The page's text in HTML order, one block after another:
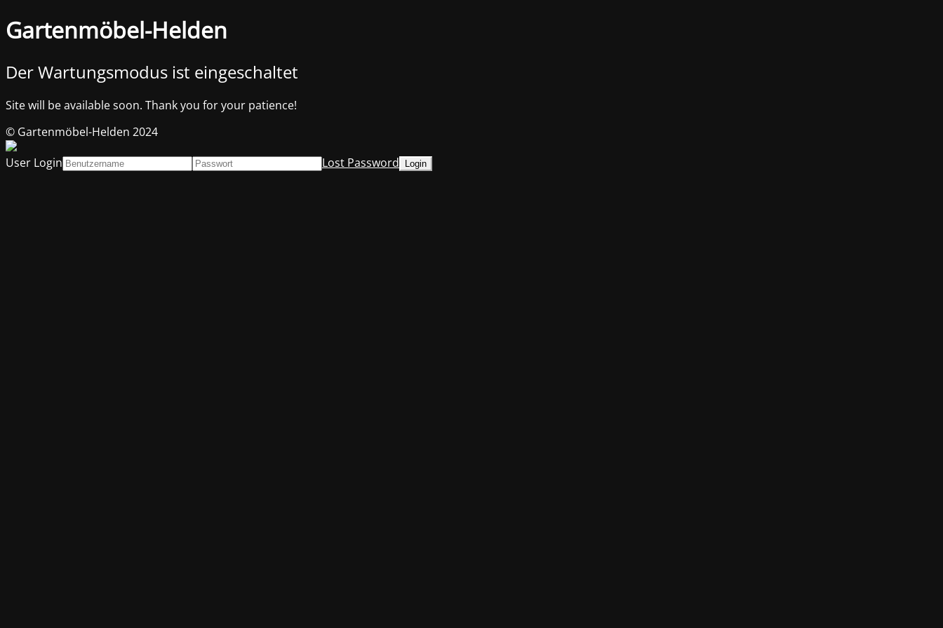
Gartenmöbel-Helden
Der Wartungsmodus ist eingeschaltet
Site will be available soon. Thank you for your patience!
© Gartenmöbel-Helden 2024
User Login
Lost Password